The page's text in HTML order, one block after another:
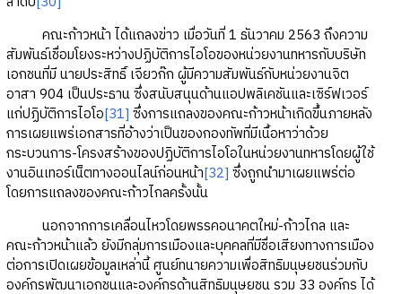
คณะก้าวหน้า ได้แถลงข่าว เมื่อวันที่ 1 ธันวาคม 2563 ถึงความ
สัมพันธ์เชื่อมโยงระหว่างปฏิบัติการไอโอของหน่วยงานทหารกับบริษัท
เอกชนที่มี นายประสิทธิ์ เจียวก๊ก ผู้มีความสัมพันธ์กับหน่วยงานจิต
อาสา 904 เป็นประธาน ซึ่งสนับสนุนด้านแอปพลิเคชันและเซิร์ฟเวอร์
แก่ปฏิบัติการไอโอ[31] ซึ่งการแถลงของคณะก้าวหน้าเกิดขึ้นภายหลัง
การเผยแพร่เอกสารที่อ้างว่าเป็นของกองทัพที่มีเนื้อหาว่าด้วย
กระบวนการ-โครงสร้างของปฏิบัติการไอโอในหน่วยงานทหารโดยผู้ใช้
งานอินเทอร์เน็ตทางออนไลน์ก่อนหน้า[32] ซึ่งถูกนำมาเผยแพร่ต่อ
โดยการแถลงของคณะก้าวไกลครั้งนั้น
นอกจากการเคลื่อนไหวโดยพรรคอนาคตใหม่-ก้าวไกล และ
คณะก้าวหน้าแล้ว ยังมีกลุ่มการเมืองและบุคคลที่มีชื่อเสียงทางการเมือง
ต่อการเปิดเผยข้อมูลเหล่านี้ ศูนย์ทนายความเพื่อสิทธิมนุษยชนร่วมกับ
องค์กรพัฒนาเอกชนและองค์กรด้านสิทธิมนุษยชน รวม 33 องค์กร ได้